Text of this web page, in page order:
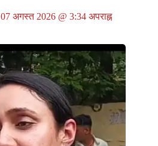
07 अगस्त 2026 @ 3:34 अपराह्न